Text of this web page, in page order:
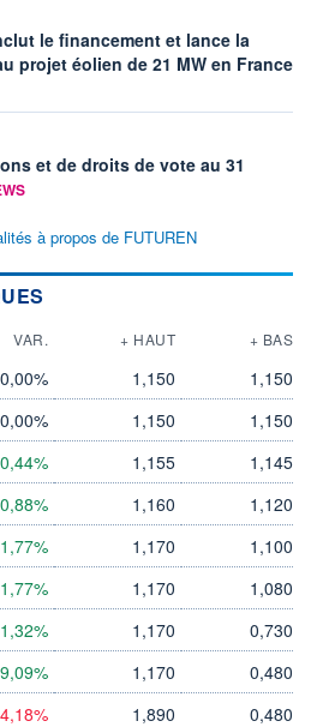
le financement et lance la
projet éolien de 21 MW en France
et de droits de vote au 31
par
à propos de FUTUREN
VAR. + HAUT + BAS
0,00% 1,150
1,150
0,00% 1,150
1,150
1,155
1,145
1,160
1,120
1,170
1,100
1,170
1,080
1,170
0,730
1,170
0,480
1,890
0,480